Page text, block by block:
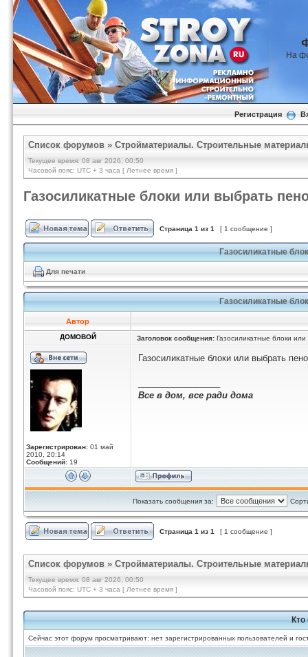
На
Регистрация
Список форумов » Стройматериалы. Строительные
Текущее время: 08 авг 2026, 00:50
Часовой пояс: UTC + 3 часа [ Летнее время ]
Газосиликатные блоки или выбрать
Страница 1 из 1 [ 1 сообщение ]
Газосиликатные
Для печати
Газосиликатные
Автор
ДОМОВОЙ Заголовок сообщения: Газосиликатные блоки
Зарегистрирован: 01 май
2010, 20:14
Сообщений: 19
Газосиликатные блоки или выбрать
Все в дом, все ради дома
Показать сообщения за:
Страница 1 из 1 [ 1 сообщение ]
Список форумов » Стройматериалы. Строительные
Текущее время: 08 авг 2026, 00:50
Часовой пояс: UTC + 3 часа [ Летнее время ]
Кто
Сейчас этот форум просматривают: нет зарегистрированных пользователей и